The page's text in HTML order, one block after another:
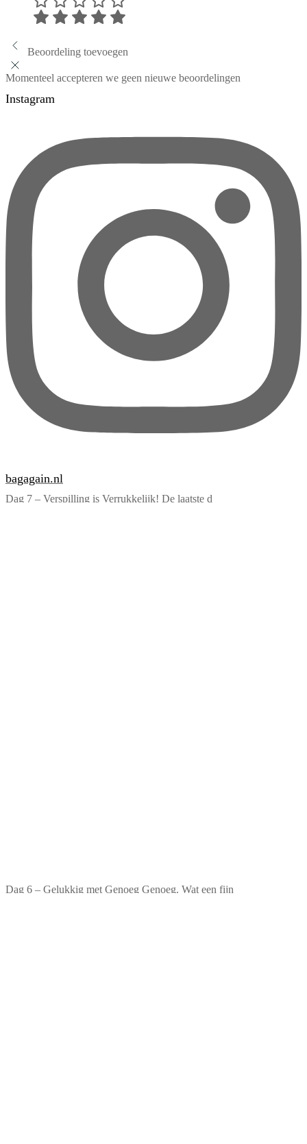
Beoordeling toevoegen
Momenteel accepteren we geen nieuwe beoordelingen
Instagram
bagagain.nl
Dag 7 – Verspilling is Verrukkelijk! De laatste d
Dag 6 – Gelukkig met Genoeg Genoeg. Wat een fijn